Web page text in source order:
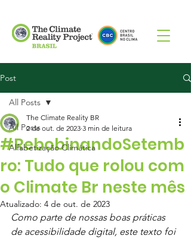
Post
All Posts
Alfabetização Climática
All Posts
#RebobinandoSetemb
ro: Tudo que rolou com
o Climate Br neste mês
The Climate Reality BR
2 de out. de 2023 3 min de leitura
Atualizado: 4 de out. de 2023
Como parte de nossas boas práticas
de acessibilidade digital, este texto foi